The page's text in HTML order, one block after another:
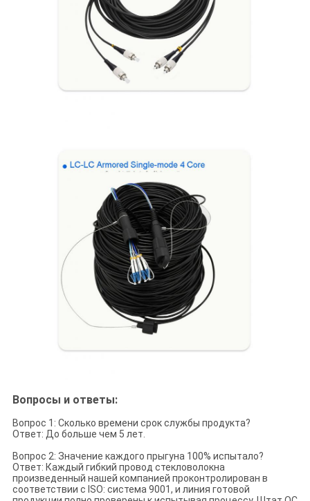
Вопросы и ответы:
Вопрос 1: Сколько времени срок службы продукта?
Ответ: До больше чем 5 лет.
Вопрос 2: Значение каждого прыгуна 100% испытало?
Ответ: Каждый гибкий провод стекловолокна
произведенный нашей компанией проконтролирован в
соответствии с ISO: система 9001, и линия готовой